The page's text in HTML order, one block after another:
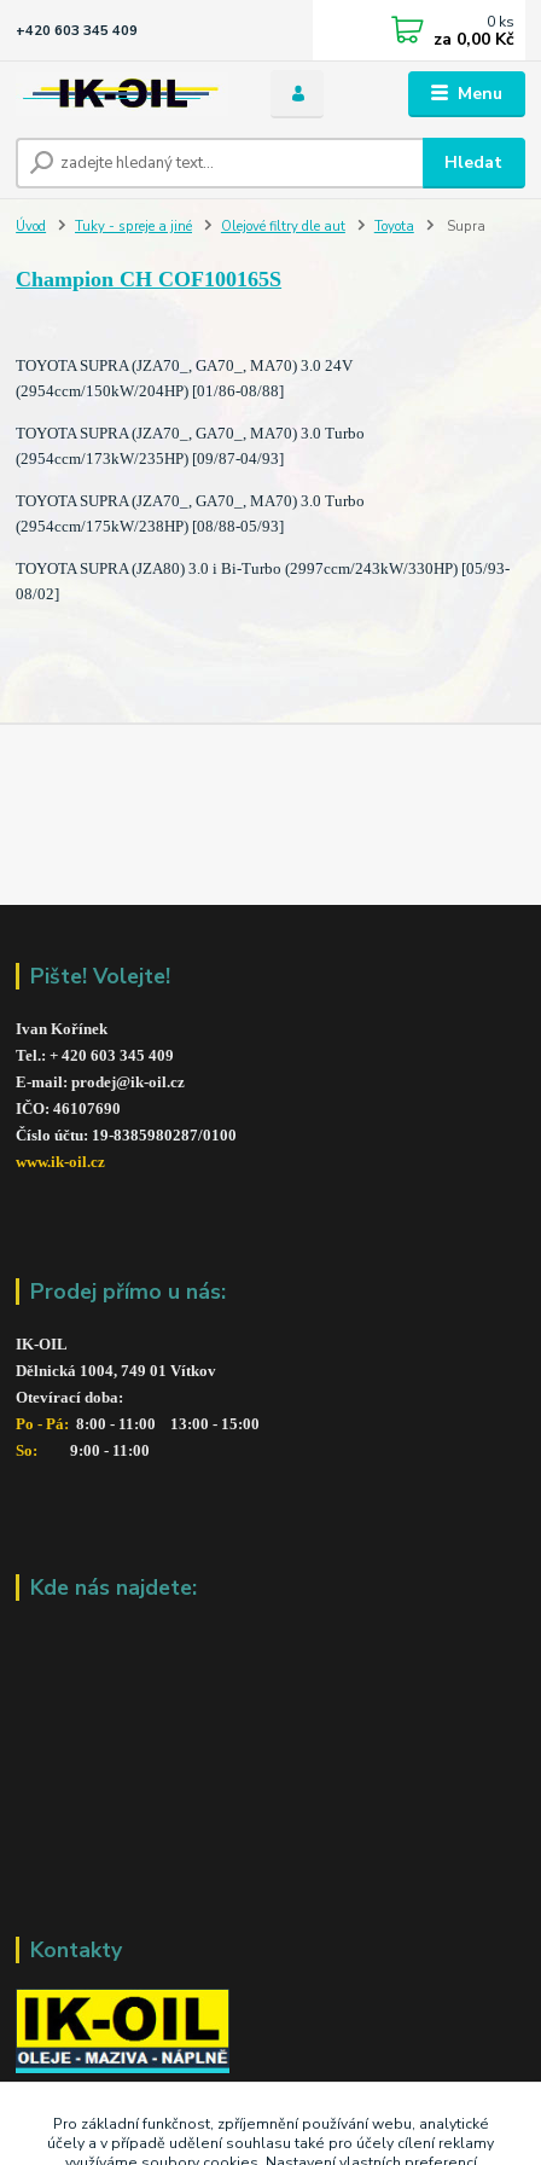
Menu
Hledat
+420 603 345 409 0 ks
za 0,00 Kč
Úvod Tuky - spreje a jiné Olejové filtry dle aut Toyota Supra
Champion CH COF100165S
TOYOTA SUPRA (JZA70_, GA70_, MA70) 3.0 24V
(2954ccm/150kW/204HP) [01/86-08/88]
TOYOTA SUPRA (JZA70_, GA70_, MA70) 3.0 Turbo
(2954ccm/173kW/235HP) [09/87-04/93]
TOYOTA SUPRA (JZA70_, GA70_, MA70) 3.0 Turbo
(2954ccm/175kW/238HP) [08/88-05/93]
TOYOTA SUPRA (JZA80) 3.0 i Bi-Turbo (2997ccm/243kW/330HP) [05/93-
08/02]
Pište! Volejte!
Ivan Kořínek
Tel.: + 420 603 345 409
E-mail: prodej@ik-oil.cz
IČO: 46107690
Číslo účtu: 19-8385980287/0100
www.ik-oil.cz
Prodej přímo u nás:
IK-OIL
Dělnická 1004, 749 01 Vítkov
Otevírací doba:
Po - Pá: 8:00 - 11:00    13:00 - 15:00
So:
      9:00 - 11:00
Kde nás najdete:
Kontakty
+420 603 345 409
Pro základní funkčnost, zpříjemnění používání webu, analytické
účely a v případě udělení souhlasu také pro účely cílení reklamy